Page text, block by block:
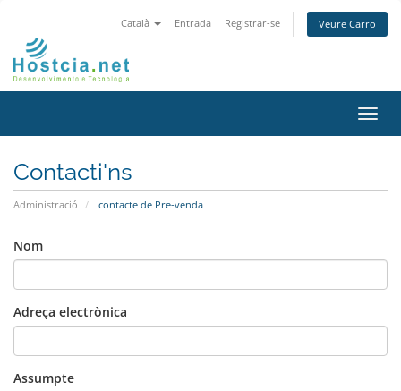
Català Entrada Registrar-se Veure Carro
la
Contacti'ns
Administració contacte de Pre-venda
Nom
Adreça electrònica
Assumpte